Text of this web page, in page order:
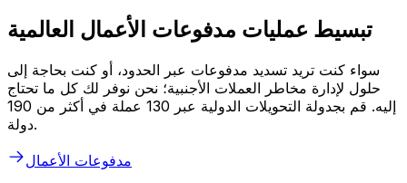
تبسيط عمليات مدفوعات الأعمال العالمية
سواء كنت تريد تسديد مدفوعات عبر الحدود، أو كنت بحاجة إلى
حلول لإدارة مخاطر العملات الأجنبية؛ نحن نوفر لك كل ما تحتاج
إليه. قم بجدولة التحويلات الدولية عبر 130 عملة في أكثر من 190
دولة.
مدفوعات الأعمال